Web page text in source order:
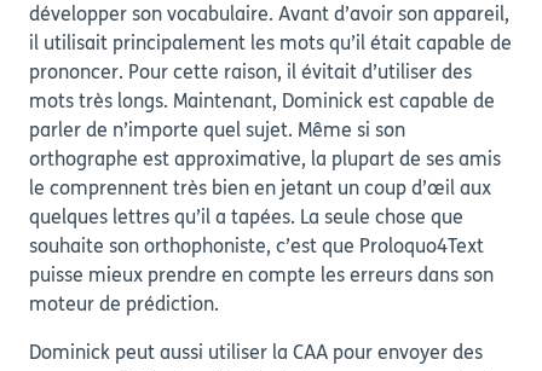
développer son vocabulaire. Avant d’avoir son appareil,
il utilisait principalement les mots qu’il était capable de
prononcer. Pour cette raison, il évitait d’utiliser des
mots très longs. Maintenant, Dominick est capable de
parler de n’importe quel sujet. Même si son
orthographe est approximative, la plupart de ses amis
le comprennent très bien en jetant un coup d’œil aux
quelques lettres qu’il a tapées. La seule chose que
souhaite son orthophoniste, c’est que Proloquo4Text
puisse mieux prendre en compte les erreurs dans son
moteur de prédiction.
Dominick peut aussi utiliser la CAA pour envoyer des